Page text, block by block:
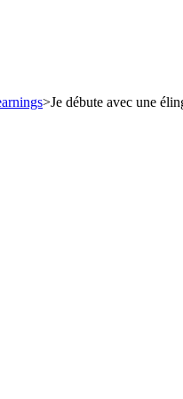
>Je débute avec une